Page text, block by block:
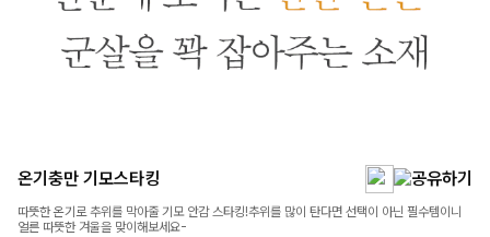
온기충만 기모스타킹
따뜻한 온기로 추위를 막아줄 기모 안감 스타킹!추위를 많이 탄다면 선택이 아닌 필수템이니
얼른 따뜻한 겨울을 맞이해보세요-